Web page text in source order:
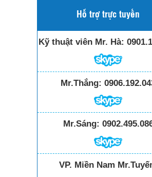
Hỗ trợ trực tuyến
Kỹ thuật viên Mr. Hà:
Mr.Thắng:
Mr.Sáng:
VP. Miền Nam